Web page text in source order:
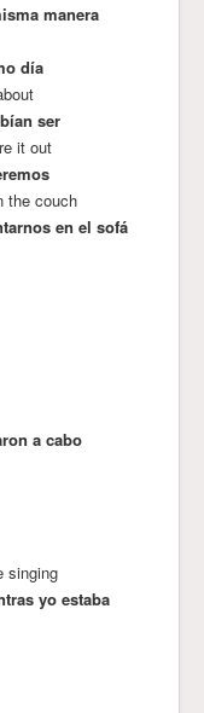
manera
día
ser
it out
the couch
en el sofá
a cabo
singing
yo estaba